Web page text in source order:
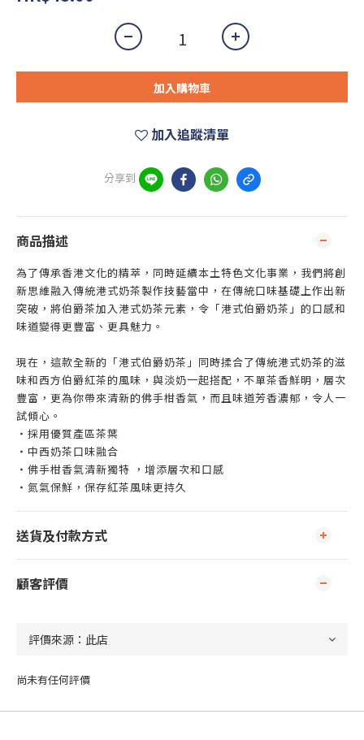
加入購物車
加入追蹤清單
分享到
商品描述
為了傳承香港文化的精萃，同時延續本土特色文化事業，我們將創
新思維融入傳統港式奶茶製作技藝當中，在傳統口味基礎上作出新
突破，將伯爵茶加入港式奶茶元素，令「港式伯爵奶茶」的口感和
味道變得更豐富、更具魅力。
現在，這款全新的「港式伯爵奶茶」同時揉合了傳統港式奶茶的滋
味和西方伯爵紅茶的風味，與淡奶一起搭配，不單茶香鮮明，層次
豐富，更為你帶來清新的佛手柑香氣，而且味道芳香濃郁，令人一
試傾心。
‧採用優質產區茶葉
‧中西奶茶口味融合
‧佛手柑香氣清新獨特 ，增添層次和口感
‧氮氣保鮮，保存紅茶風味更持久
送貨及付款方式
顧客評價
尚未有任何評價